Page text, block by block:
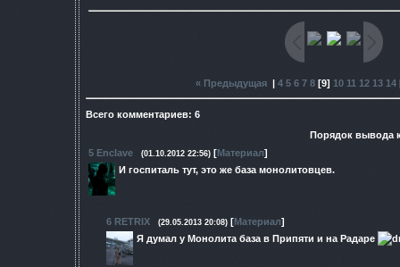
« Предыдущая | 4 5 6 7 8 [9] 10 11 12 13 14
Всего комментариев: 6
Порядок вывода
5 Enclave (01.10.2012 22:56) [Материал]
И госпиталь тут, это же база монолитовцев.
6 RETRIX (29.05.2013 20:08) [Материал]
Я думал у Монолита база в Припяти и на Радаре